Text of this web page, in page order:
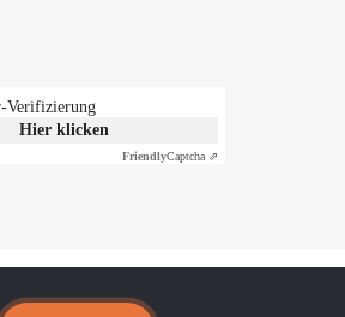
Verifizierung
Hier klicken
FriendlyCaptcha ⇗